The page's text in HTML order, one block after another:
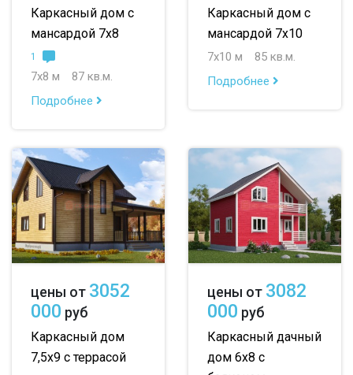
Каркасный дом с
мансардой 7х8
1
7х8 м
87 кв.м.
Подробнее
Каркасный дом с
мансардой 7х10
7х10 м
85 кв.м.
Подробнее
цены от 3052
000 руб
Каркасный дом
7,5х9 с террасой
цены от 3082
000 руб
Каркасный дачный
дом 6х8 с